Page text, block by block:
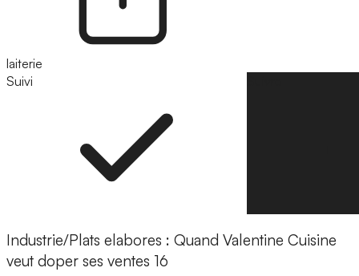
laiterie
Suivi
Industrie/Plats elabores : Quand Valentine Cuisine
veut doper ses ventes 16